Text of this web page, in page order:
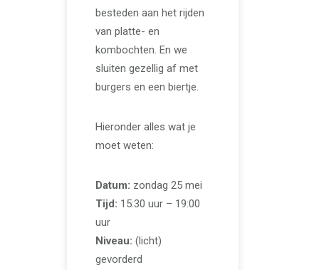
besteden aan het rijden
van platte- en
kombochten. En we
sluiten gezellig af met
burgers en een biertje.
Hieronder alles wat je
moet weten:
Datum: zondag 25 mei
Tijd: 15:30 uur – 19:00
uur
Niveau: (licht)
gevorderd